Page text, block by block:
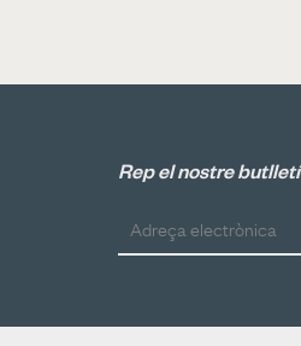
Rep el nostre butlletí